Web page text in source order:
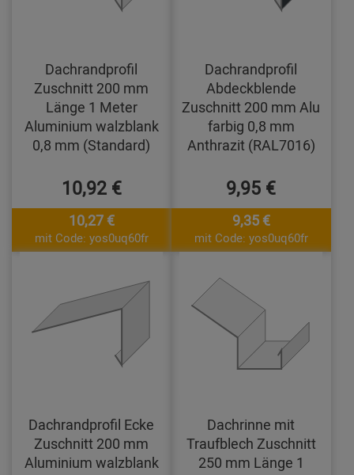
Dachrandprofil
Zuschnitt 200 mm
Länge 1 Meter
Aluminium walzblank
0,8 mm (Standard)
10,92 €
10,27 €
mit Code: yos0uq60fr
Dachrandprofil
Abdeckblende
Zuschnitt 200 mm Alu
farbig 0,8 mm
Anthrazit (RAL7016)
9,95 €
9,35 €
mit Code: yos0uq60fr
Dachrandprofil Ecke
Zuschnitt 200 mm
Aluminium walzblank
Dachrinne mit
Traufblech Zuschnitt
250 mm Länge 1